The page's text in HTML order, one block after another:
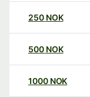
250 NOK
500 NOK
1000 NOK